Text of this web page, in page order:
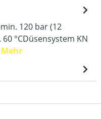
120 bar (12
°CDüsensystem KN
Mehr